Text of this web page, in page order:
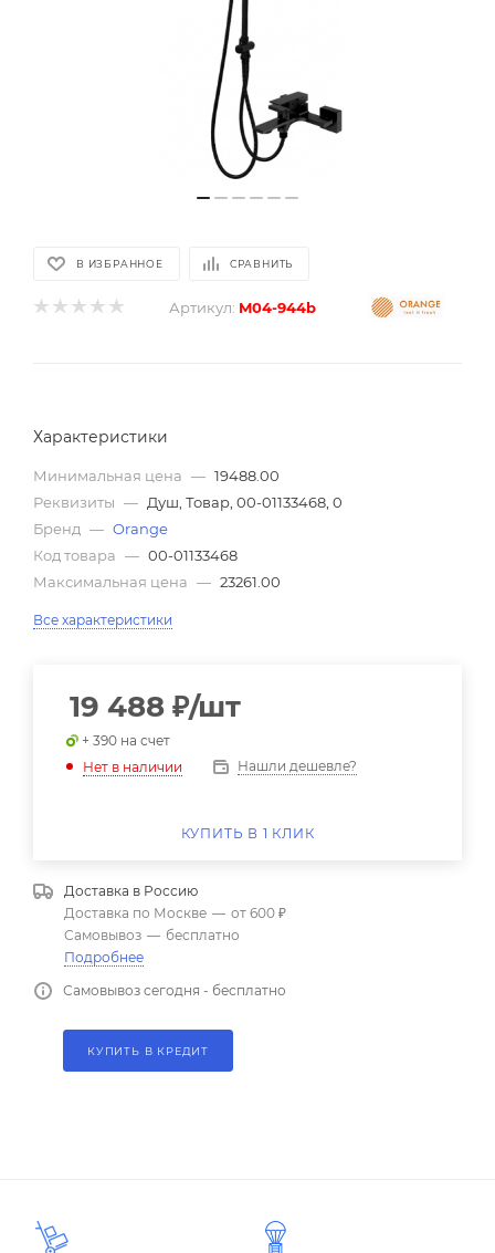
В ИЗБРАННОЕ СРАВНИТЬ
Артикул: M04-944b
Характеристики
Минимальная цена — 19488.00
Реквизиты — Душ, Товар, 00-01133468, 0
Бренд — Orange
Код товара — 00-01133468
Максимальная цена — 23261.00
Все характеристики
19 488 ₽/шт
+ 390 на счет
Нет в наличии
Нашли дешевле?
КУПИТЬ В 1 КЛИК
Доставка в Россию
Доставка по Москве — от 600 ₽
Самовывоз — бесплатно
Подробнее
Самовывоз сегодня - бесплатно
КУПИТЬ В КРЕДИТ